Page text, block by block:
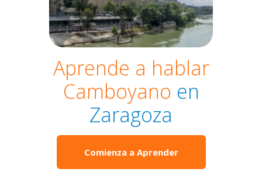
Aprende a hablar
Camboyano en
Zaragoza
Comienza a Aprender